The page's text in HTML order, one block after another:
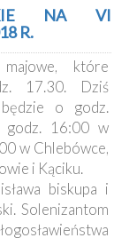
NA VI
R.
które
17.30. Dziś
o godz.
godz. 16:00 w
w Chlebówce,
i Kąciku.
biskupa i
Solenizantom